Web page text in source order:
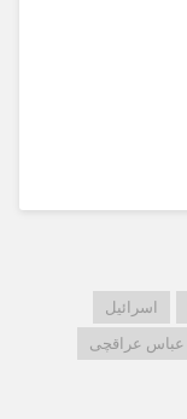
اسرائیل
عباس عراقچی